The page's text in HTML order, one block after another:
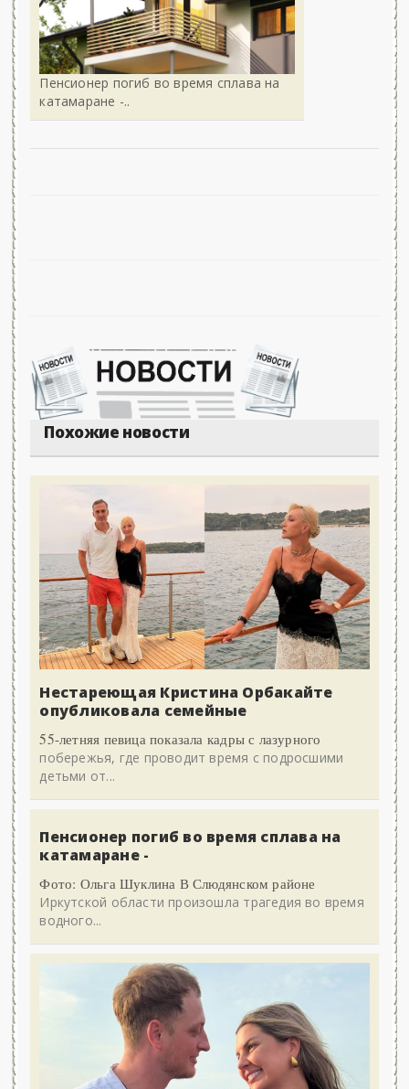
Пенсионер погиб во время сплава на
катамаране -..
Похожие новости
Нестареющая Кристина Орбакайте
опубликовала семейные
55-летняя певица показала кадры с лазурного
побережья, где проводит время с подросшими
детьми от...
Пенсионер погиб во время сплава на
катамаране -
Фото: Ольга Шуклина В Слюдянском районе
Иркутской области произошла трагедия во время
водного...